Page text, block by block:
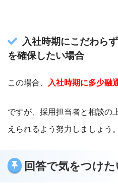
入社時期にこだわら
を確保したい場合
この場合、 入社時期に多少融
ですが、採用担当者と相談の
えられるよう努力しましょう。
回答で気をつけ